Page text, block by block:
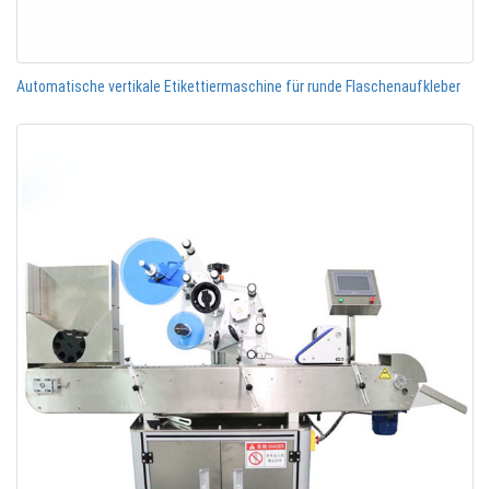
Automatische vertikale Etikettiermaschine für runde Flaschenaufkleber